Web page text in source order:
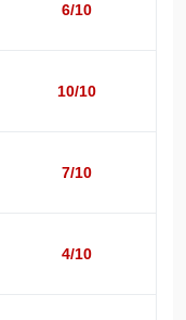
6/10
10/10
7/10
4/10